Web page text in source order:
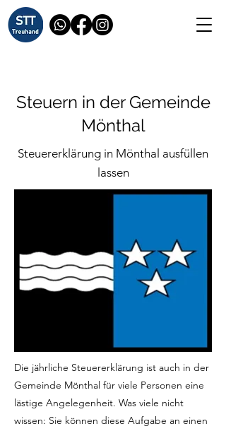
Steuern in der Gemeinde
Mönthal
Steuererklärung in Mönthal ausfüllen
lassen
Die jährliche Steuererklärung ist auch in der
Gemeinde Mönthal für viele Personen eine
lästige Angelegenheit. Was viele nicht
wissen: Sie können diese Aufgabe an einen